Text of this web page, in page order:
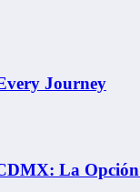
Journey
La